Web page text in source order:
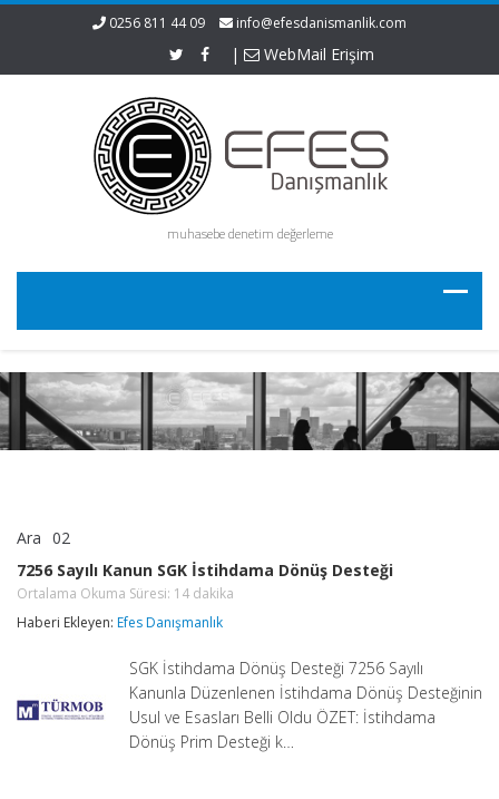
0256 811 44 09 info@efesdanismanlik.com
| WebMail Erişim
muhasebe denetim değerleme
Ara 02
Kanun
SGK
İstihdama
Dönüş
Ortalama
Okuma
Süresi:
14
dakika
7256 Sayılı Kanun SGK İstihdama Dönüş Desteği
Ortalama Okuma Süresi: 14 dakika
Haberi Ekleyen: Efes Danışmanlık
SGK İstihdama Dönüş Desteği 7256 Sayılı
Kanunla Düzenlenen İstihdama Dönüş Desteğinin
Usul ve Esasları Belli Oldu ÖZET: İstihdama
Dönüş Prim Desteği k…